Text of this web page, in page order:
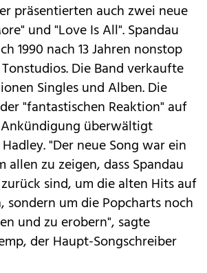
präsentierten auch zwei neue
und "Love Is All". Spandau
1990 nach 13 Jahren nonstop
Die Band verkaufte
Singles und Alben. Die
"fantastischen Reaktion" auf
überwältigt
"Der neue Song war ein
allen zu zeigen, dass Spandau
sind, um die alten Hits auf
sondern um die Popcharts noch
und zu erobern", sagte
der Haupt-Songschreiber